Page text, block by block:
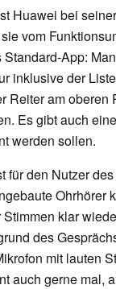
Huawei bei
vom
App:
inklusive der
Reiter am oberen
Es gibt auch
werden sollen.
für den Nutzer
Ohrhörer
klar
des
mit lauten
auch gerne mal,